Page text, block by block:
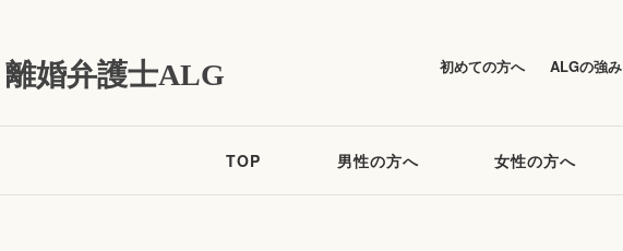
離婚弁護士ALG 初めての方へ ALGの強み
TOP 男性の方へ 女性の方へ